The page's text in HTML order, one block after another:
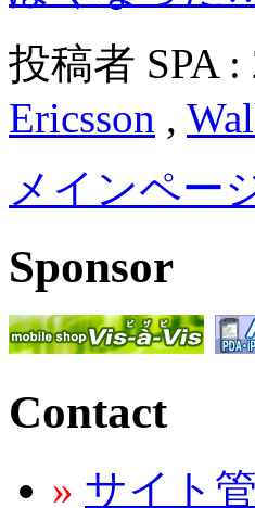
投稿者 SPA
Ericsson ,
メインペー
Sponsor
Contact
» サイト